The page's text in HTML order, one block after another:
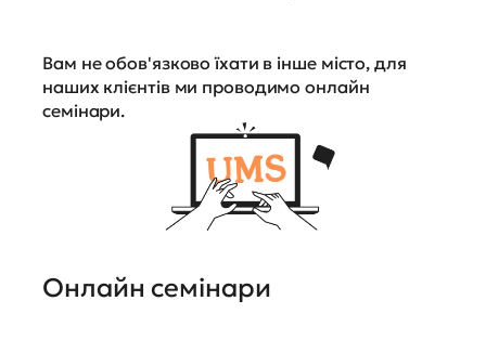
Вам не обов'язково їхати в інше місто, для
наших клієнтів ми проводимо онлайн
семінари.
Онлайн семінари